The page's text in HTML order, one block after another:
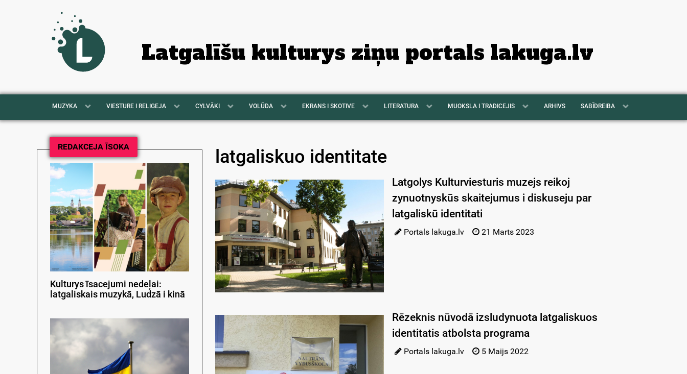
Latgalīšu kulturys ziņu portals lakuga.lv
MUZYKA VIESTURE I RELIGEJA CYLVĀKI VOLŪDA EKRANS I SKOTIVE LITERATURA MUOKSLA I TRADICEJIS ARHIVS SABĪDREIBA
REDAKCEJA ĪSOKA
Kulturys īsacejumi nedeļai:
latgaliskais muzykā, Ludzā i kinā
latgaliskuo identitate
Latgolys Kulturviesturis muzejs reikoj
zynuotnyskūs skaitejumus i diskuseju par
latgaliskū identitati
Portals lakuga.lv 21 Marts 2023
Rēzeknis nūvodā izsludynuota latgaliskuos
identitatis atbolsta programa
Portals lakuga.lv 5 Maijs 2022